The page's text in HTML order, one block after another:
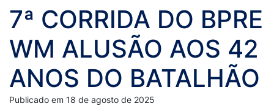
7ª CORRIDA DO BPRE
WM ALUSÃO AOS 42
ANOS DO BATALHÃO
Publicado em 18 de agosto de 2025